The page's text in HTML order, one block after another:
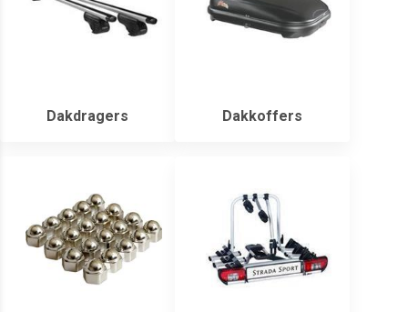
Dakdragers Dakkoffers